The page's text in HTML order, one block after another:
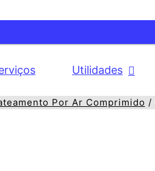
Utilidades
Por Ar Comprimido